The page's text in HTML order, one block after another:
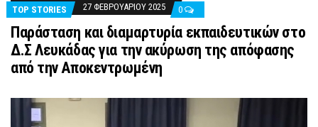
TOP STORIES 27 ΦΕΒΡΟΥΑΡΊΟΥ 2025 0
Παράσταση και διαμαρτυρία εκπαιδευτικών στο
Δ.Σ Λευκάδας για την ακύρωση της απόφασης
από την Αποκεντρωμένη